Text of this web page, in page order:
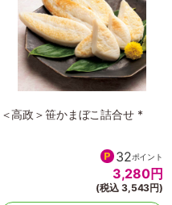
＜高政＞笹かまぼこ詰合せ *
32ポイント
3,280円
(税込 3,543円)